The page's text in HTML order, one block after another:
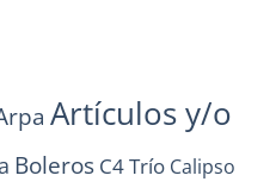
Artículos y/o
Boleros C4 Trío Calipso